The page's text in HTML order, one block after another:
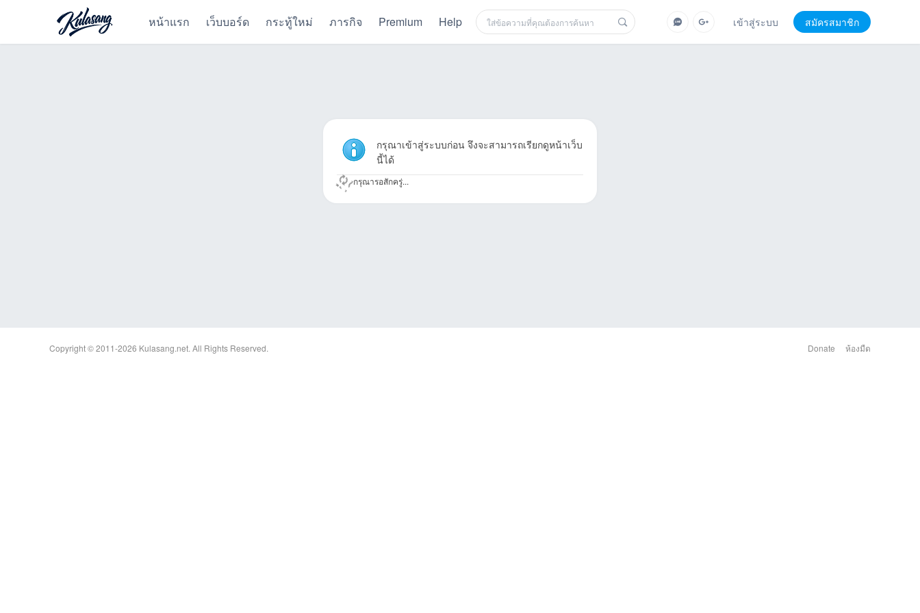
หน้าแรก เว็บบอร์ด กระทู้ใหม่ ภารกิจ Premium Help เข้าสู่ระบบ สมัครสมาชิก
กรุณาเข้าสู่ระบบก่อน จึงจะสามารถเรียกดูหน้าเว็บ
นี้ได้
กรุณารอสักครู่...
Copyright © 2011-2026 Kulasang.net. All Rights Reserved. Donate ห้องมืด